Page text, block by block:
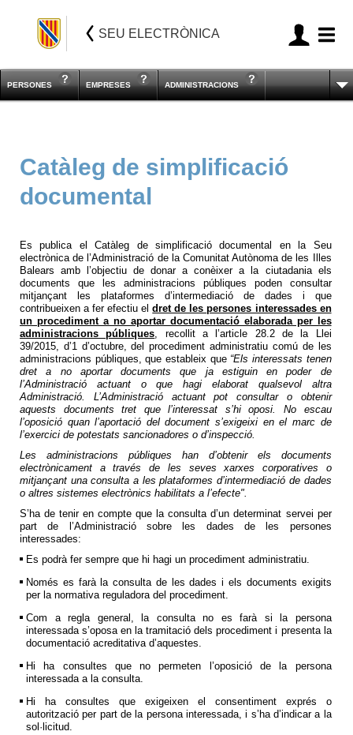
SEU ELECTRÒNICA
PERSONES EMPRESES ADMINISTRACIONS
Catàleg de simplificació
documental
Es publica el Catàleg de simplificació documental en la Seu
electrònica de l’Administració de la Comunitat Autònoma de les Illes
Balears amb l’objectiu de donar a conèixer a la ciutadania els
documents que les administracions públiques poden consultar
mitjançant les plataformes d’intermediació de dades i que
contribueixen a fer efectiu eldret de les persones interessades en
un procediment a no aportar documentació elaborada per les
administracions públiques, recollit a l’article 28.2 de la Llei
39/2015, d’1 d’octubre, del procediment administratiu comú de les
administracions públiques, que estableix que “Els interessats tenen
dret a no aportar documents que ja estiguin en poderde
l’Administració actuant o que hagi elaborat qualsevol altra
Administració. L’Administració actuant pot consultar o obtenir
aquests documents tret que l’interessat s’hi oposi. No escau
l’oposició quan l’aportació del document s’exigeixi en el marc de
l’exercici de potestats sancionadores o d’inspecció.
Les administracions públiques han d’obtenir els documents
electrònicament através de les seves xarxes corporatives o
mitjançant una consulta a les plataformes d’intermediació de dades
o altres sistemes electrònics habilitats a l’efecte".
S’ha de tenir en compte que la consulta d’un determinat servei per
part de l’Administració sobre les dades de les persones
interessades:
Es podrà fer sempre que hi hagi un procediment administratiu.
Només es farà la consulta de les dades i els documents exigits
per la normativa reguladora del procediment.
Com a regla general, la consulta no es farà si la persona
interessada s’oposa en la tramitació dels procediment i presenta la
documentació acreditativa d’aquestes.
Hi ha consultes que no permeten l’oposició de la persona
interessada a la consulta.
Hi ha consultes que exigeixen el consentiment exprés o
autorització per part de la persona interessada, i s’ha d’indicar a la
sol·licitud.